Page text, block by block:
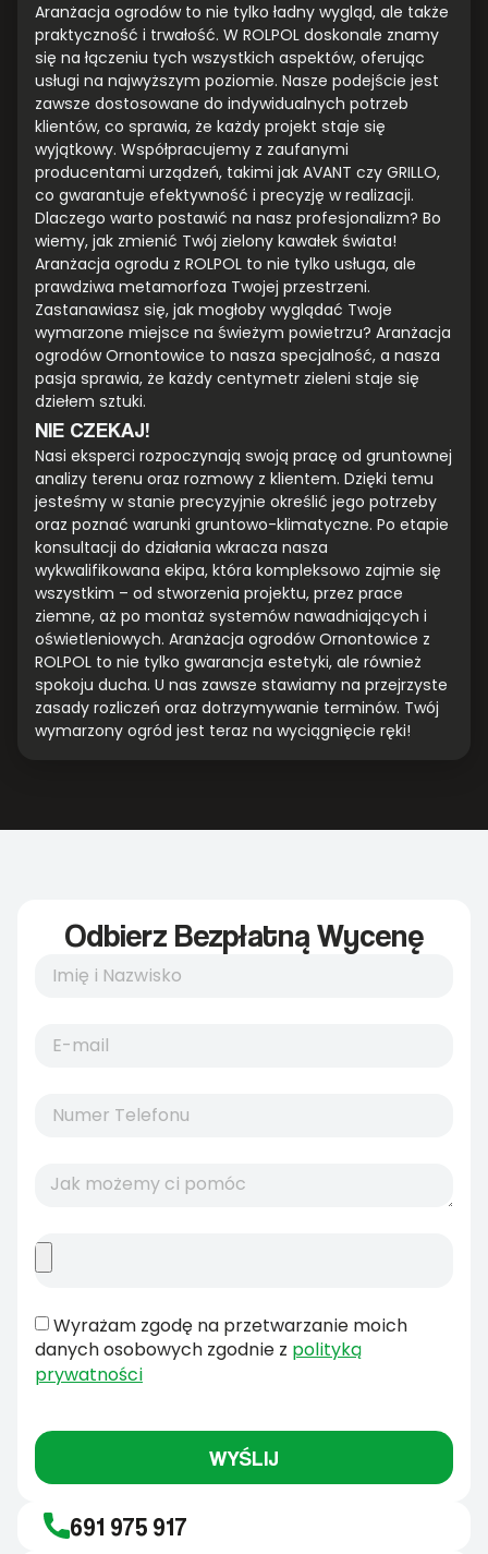
Aranżacja ogrodów to nie tylko ładny wygląd, ale także
praktyczność i trwałość. W ROLPOL doskonale znamy
się na łączeniu tych wszystkich aspektów, oferując
usługi na najwyższym poziomie. Nasze podejście jest
zawsze dostosowane do indywidualnych potrzeb
klientów, co sprawia, że każdy projekt staje się
wyjątkowy. Współpracujemy z zaufanymi
producentami urządzeń, takimi jak AVANT czy GRILLO,
co gwarantuje efektywność i precyzję w realizacji.
Dlaczego warto postawić na nasz profesjonalizm? Bo
wiemy, jak zmienić Twój zielony kawałek świata!
Aranżacja ogrodu z ROLPOL to nie tylko usługa, ale
prawdziwa metamorfoza Twojej przestrzeni.
Zastanawiasz się, jak mogłoby wyglądać Twoje
wymarzone miejsce na świeżym powietrzu? Aranżacja
ogrodów Ornontowice to nasza specjalność, a nasza
pasja sprawia, że każdy centymetr zieleni staje się
dziełem sztuki.
NIE CZEKAJ!
Nasi eksperci rozpoczynają swoją pracę od gruntownej
analizy terenu oraz rozmowy z klientem. Dzięki temu
jesteśmy w stanie precyzyjnie określić jego potrzeby
oraz poznać warunki gruntowo-klimatyczne. Po etapie
konsultacji do działania wkracza nasza
wykwalifikowana ekipa, która kompleksowo zajmie się
wszystkim – od stworzenia projektu, przez prace
ziemne, aż po montaż systemów nawadniających i
oświetleniowych. Aranżacja ogrodów Ornontowice z
ROLPOL to nie tylko gwarancja estetyki, ale również
spokoju ducha. U nas zawsze stawiamy na przejrzyste
zasady rozliczeń oraz dotrzymywanie terminów. Twój
wymarzony ogród jest teraz na wyciągnięcie ręki!
Odbierz Bezpłatną Wycenę
Wyrażam zgodę na przetwarzanie moich
danych osobowych zgodnie z polityką
prywatności
WYŚLIJ
691 975 917